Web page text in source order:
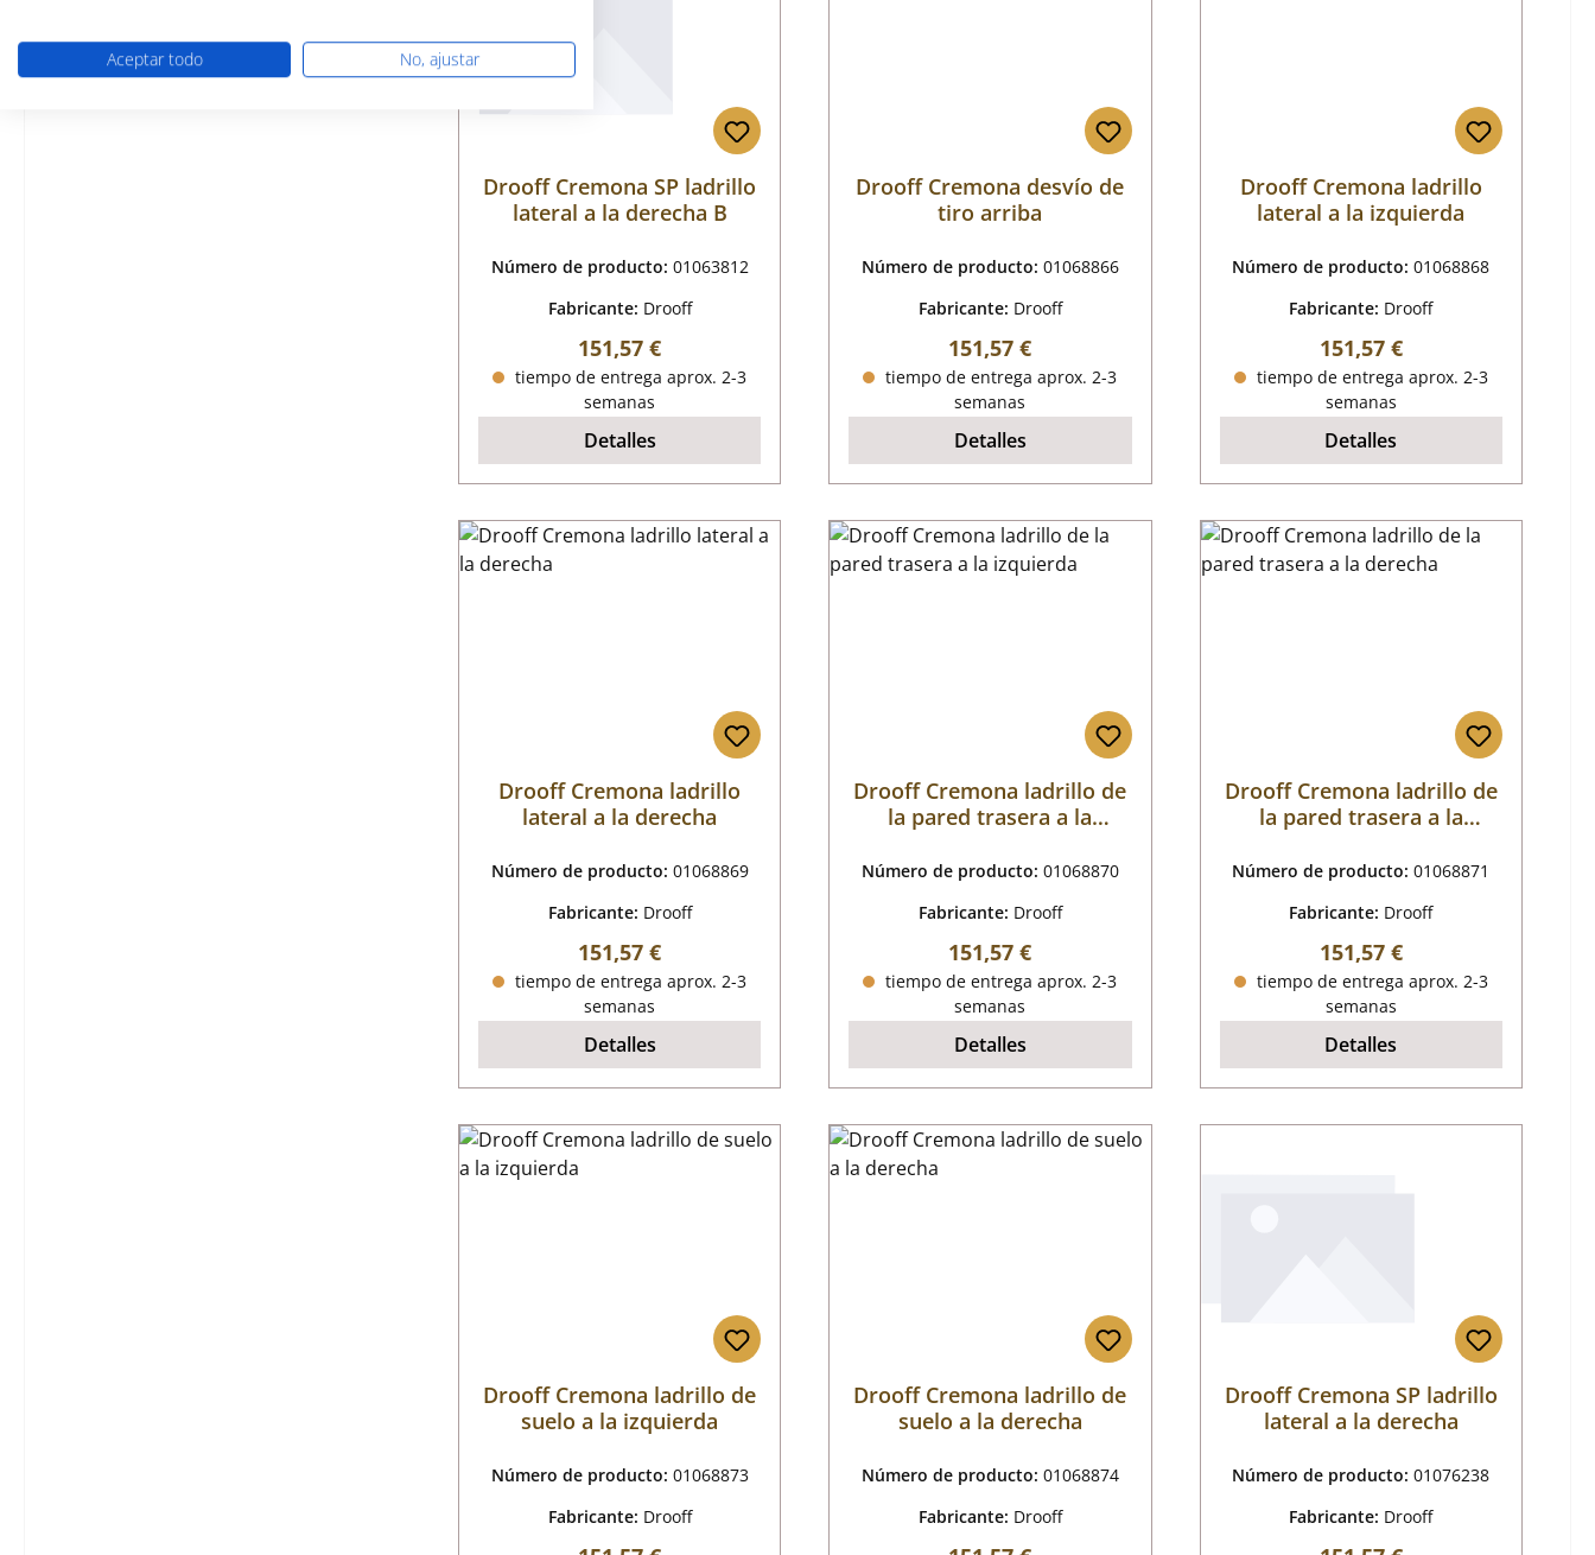
Drooff Cremona SP ladrillo
lateral a la derecha B
Número de producto: 01063812
Fabricante: Drooff
Precio normal:
151,57 €
tiempo de entrega aprox. 2-3
semanas
Detalles
Drooff Cremona desvío de
tiro arriba
Número de producto: 01068866
Fabricante: Drooff
Precio normal:
151,57 €
tiempo de entrega aprox. 2-3
semanas
Detalles
Drooff Cremona ladrillo
lateral a la izquierda
Número de producto:01068868
Fabricante: Drooff
Precio normal:
151,57 €
tiempo de entrega aprox. 2-3
semanas
Detalles
Drooff Cremona ladrillo
lateral a la derecha
Número de producto: 01068869
Fabricante: Drooff
Precio normal:
151,57 €
tiempo de entrega aprox. 2-3
semanas
Detalles
Drooff Cremona ladrillo de
la pared trasera a la
Número de producto: 01068870
Fabricante: Drooff
Precio normal:
151,57 €
tiempo de entrega aprox. 2-3
semanas
Detalles
Drooff Cremona ladrillo de
la pared trasera a la
Número de producto:01068871
Fabricante: Drooff
Precio normal:
151,57 €
tiempo de entrega aprox. 2-3
semanas
Detalles
Drooff Cremona ladrillo de
suelo a la izquierda
Número de producto: 01068873
Fabricante: Drooff
Drooff Cremona ladrillo de
suelo a la derecha
Número de producto: 01068874
Fabricante: Drooff
Drooff Cremona SP ladrillo
lateral a la derecha
Número de producto:01076238
Fabricante: Drooff
Aceptar todo No, ajustar